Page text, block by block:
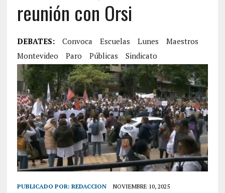
reunión con Orsi
DEBATES: Convoca Escuelas Lunes
Maestros
Montevideo
Paro Públicas Sindicato
PUBLICADO POR: REDACCION NOVIEMBRE 10, 2025